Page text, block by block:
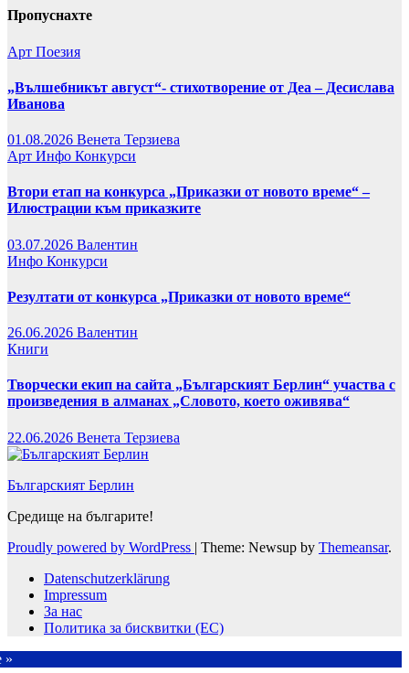
Пропуснахте
Арт Поезия
„Вълшебникът август“- стихотворение от Деа – Десислава
Иванова
01.08.2026 Венета Терзиева
Арт Инфо Конкурси
Втори етап на конкурса „Приказки от новото време“ –
Илюстрации към приказките
03.07.2026 Валентин
Инфо Конкурси
Резултати от конкурса „Приказки от новото време“
26.06.2026 Валентин
Книги
Творчески екип на сайта „Българският Берлин“ участва с
произведения в алманах „Словото, което оживява“
22.06.2026 Венета Терзиева
Българският Берлин
Средище на българите!
Proudly powered by WordPress | Theme: Newsup by Themeansar.
Datenschutzerklärung
Impressum
За нас
Политика за бисквитки (ЕС)
»